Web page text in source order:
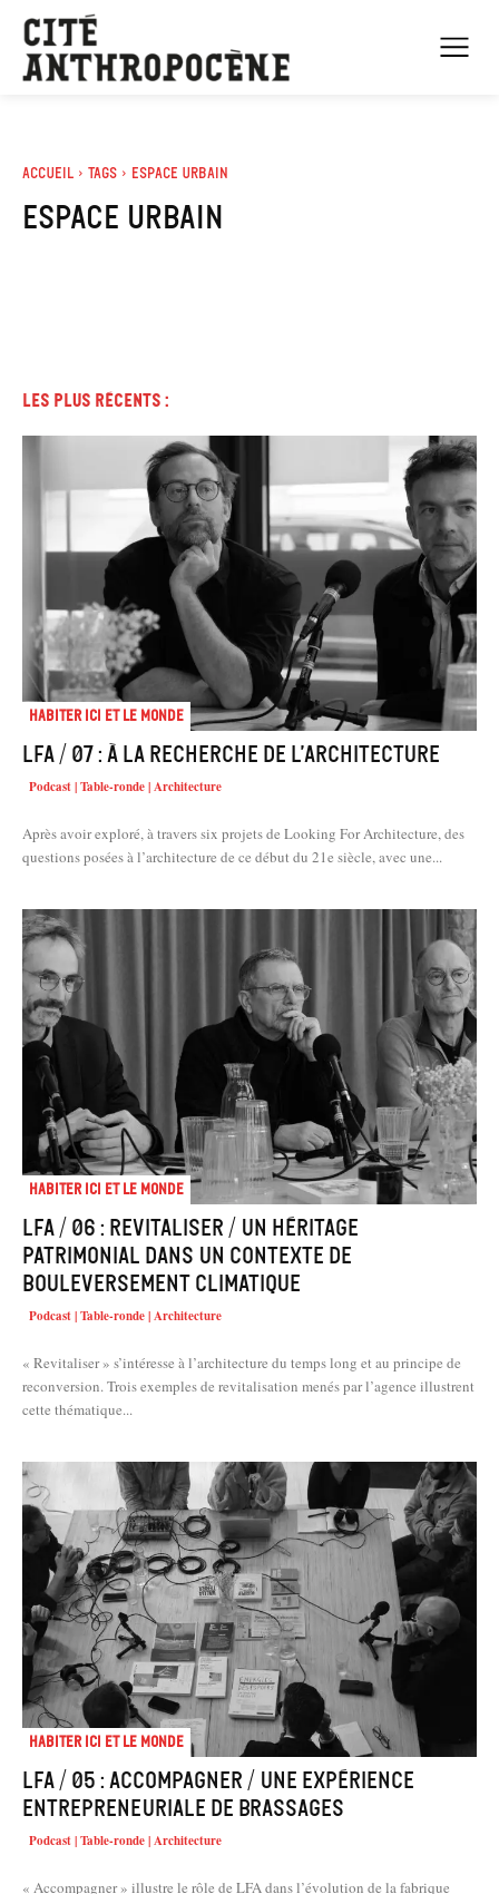
Accueil Tags Espace urbain
espace urbain
Les plus récents :
Habiter Ici et le Monde
LFA / 07 : À la recherche de l’architecture
Podcast | Table-ronde | Architecture
Après avoir exploré, à travers six projets de Looking For Architecture, des
questions posées à l’architecture de ce début du 21e siècle, avec une...
Habiter Ici et le Monde
LFA / 06 : Revitaliser / Un héritage
patrimonial dans un contexte de
bouleversement climatique
Podcast | Table-ronde | Architecture
« Revitaliser » s’intéresse à l’architecture du temps long et au principe de
recon­version. Trois exemples de revitalisation menés par l’agence illustrent
cette thématique...
Habiter Ici et le Monde
LFA / 05 : Accompagner / Une expérience
entrepreneuriale de brassages
Podcast | Table-ronde | Architecture
« Accompagner » illustre le rôle de LFA dans l’évolution de la fabrique